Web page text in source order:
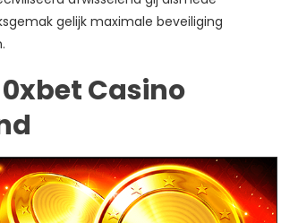
gelijk maximale beveiliging
Casino